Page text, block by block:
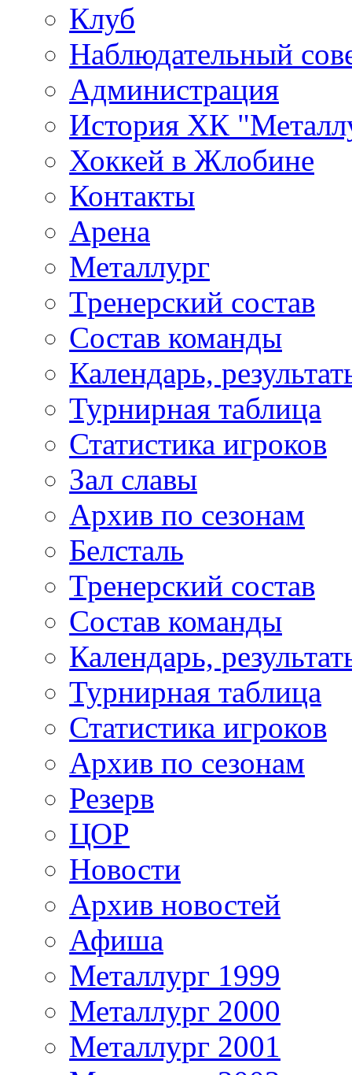
Клуб
Наблюдательный
Администрация
История ХК
Хоккей в Жлобине
Контакты
Арена
Металлург
Тренерский состав
Состав команды
Календарь,
Турнирная таблица
Статистика игроков
Зал славы
Архив по сезонам
Белсталь
Тренерский состав
Состав команды
Календарь,
Турнирная таблица
Статистика игроков
Архив по сезонам
Резерв
ЦОР
Новости
Архив новостей
Афиша
Металлург 1999
Металлург 2000
Металлург 2001